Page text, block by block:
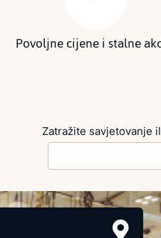
Povoljne cijene i stalne
Zatražite savjetovanje